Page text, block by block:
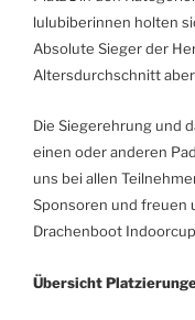
lulubiberinnen holten
Absolute Sieger der
Altersdurchschnitt
Die Siegerehrung und
einen oder anderen
uns bei allen
Sponsoren und freuen
Drachenboot
Übersicht